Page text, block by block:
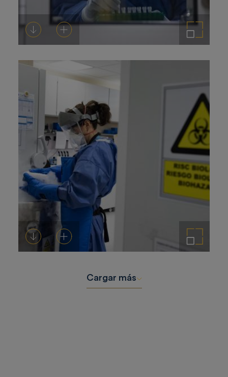
DescargarAñadir al carrito Ampliar imagen
DescargarAñadir al carrito Ampliar imagen
Cargar más